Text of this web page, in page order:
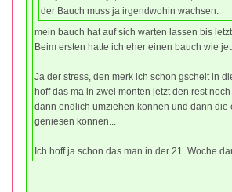
der Bauch muss ja irgendwohin wachsen.
mein bauch hat auf sich warten lassen bis
Beim ersten hatte ich eher einen bauch wie
Ja der stress, den merk ich schon gscheit in
hoff das ma in zwei monten jetzt den rest
dann endlich umziehen können und dann die
geniesen können...
Ich hoff ja schon das man in der 21. Woche